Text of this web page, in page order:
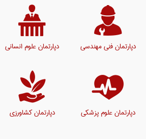
دپارتمان فنی مهندسی دپارتمان علوم انسانی
دپارتمان علوم پزشکی دپارتمان کشاورزی